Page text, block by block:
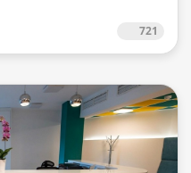
721